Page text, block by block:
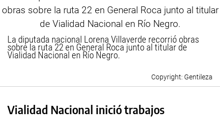
La diputada nacional Lorena Villaverde recorrió obras
sobre la ruta 22 en General Roca junto al titular de
Vialidad Nacional en Río Negro.
Gentileza
Vialidad Nacional inició trabajos